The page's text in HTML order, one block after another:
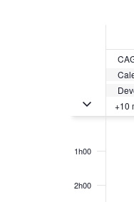
Toggle+10
1h00
2h00